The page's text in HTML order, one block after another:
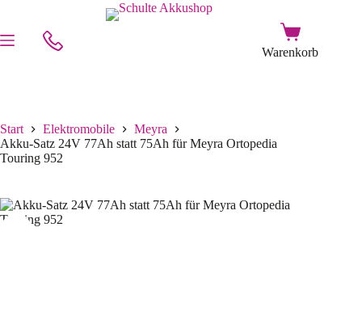
Start Elektromobile
Meyra
Akku-Satz 24V 77Ah statt 75Ah für Meyra Ortopedia
Touring 952